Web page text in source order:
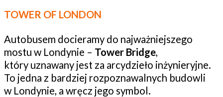
TOWER OF LONDON
Autobusem docieramy do najważniejszego
mostu w Londynie – Tower Bridge,
który uznawany jest za arcydzieło inżynieryjne.
To jedna z bardziej rozpoznawalnych budowli
w Londynie, a wręcz jego symbol.